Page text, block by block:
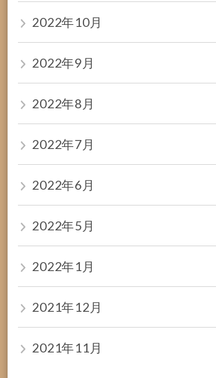
2022年10月
2022年9月
2022年8月
2022年7月
2022年6月
2022年5月
2022年1月
2021年12月
2021年11月